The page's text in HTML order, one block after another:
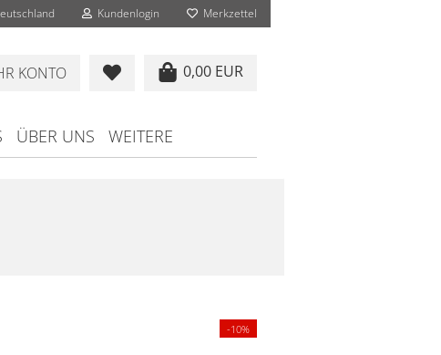
Kundenlogin Merkzettel
0,00 EUR
KONTO
ÜBER UNS WEITERE
-10%